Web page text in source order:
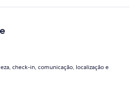
check-in, comunicação, localização e